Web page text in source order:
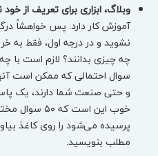
وبلاگ، ابزاری برای تعریف از
آموزش کار دارد. پس خواهشاً
نشوید و در درجه اول، فقط به
چه چیزی بدانند؟ لازم است با
سوال احتمالی که ممکن است
و حتی صنعت شما دارند، یک
خوب این است
پرسیده می‌شود را روی کاغذ
مطلب بنویسید.